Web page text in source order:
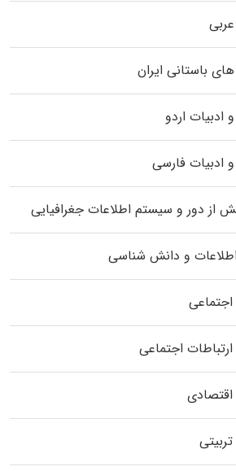
باستانی ایران
ادبیات اردو
ادبیات فارسی
از دور و سیستم اطلاعات جغرافیایی
و دانش شناسی
اجتماعی